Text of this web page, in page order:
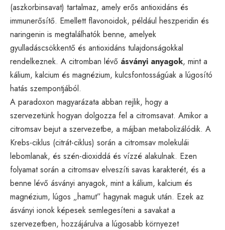
(aszkorbinsavat) tartalmaz, amely erős antioxidáns és
immunerősítő. Emellett flavonoidok, például heszperidin és
naringenin is megtalálhatók benne, amelyek
gyulladáscsökkentő és antioxidáns tulajdonságokkal
rendelkeznek. A citromban lévő ásványi anyagok, mint a
kálium, kalcium és magnézium, kulcsfontosságúak a lúgosító
hatás szempontjából.
A paradoxon magyarázata abban rejlik, hogy a
szervezetünk hogyan dolgozza fel a citromsavat. Amikor a
citromsav bejut a szervezetbe, a májban metabolizálódik. A
Krebs-ciklus (citrát-ciklus) során a citromsav molekulái
lebomlanak, és szén-dioxiddá és vízzé alakulnak. Ezen
folyamat során a citromsav elveszíti savas karakterét, és a
benne lévő ásványi anyagok, mint a kálium, kalcium és
magnézium, lúgos „hamut” hagynak maguk után. Ezek az
ásványi ionok képesek semlegesíteni a savakat a
szervezetben, hozzájárulva a lúgosabb környezet